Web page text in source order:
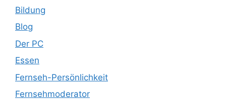
Bildung
Blog
Der PC
Essen
Fernseh-Persönlichkeit
Fernsehmoderator